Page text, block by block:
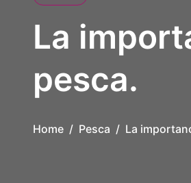
La
pesca.
Home Pesca La